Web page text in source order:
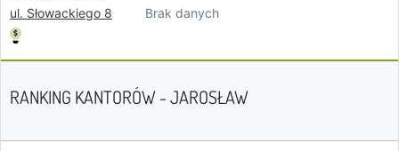
ul. Słowackiego 8
Brak danych
RANKING KANTORÓW - JAROSŁAW